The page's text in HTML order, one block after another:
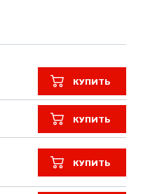
КУПИТЬ
КУПИТЬ
КУПИТЬ